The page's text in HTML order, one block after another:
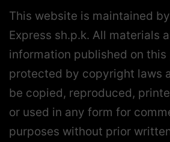
This website is maintained
Express sh.p.k. All materials
information published on this
protected by copyright laws
be copied, reproduced,
or used in any form for
purposes without prior